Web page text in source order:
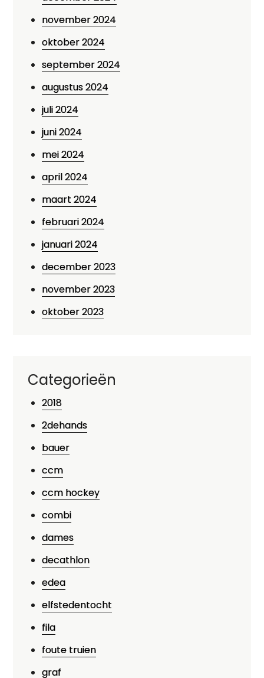
november 2024
oktober 2024
september 2024
augustus 2024
juli 2024
juni 2024
mei 2024
april 2024
maart 2024
februari 2024
januari 2024
december 2023
november 2023
oktober 2023
Categorieën
2018
2dehands
bauer
ccm
ccm hockey
combi
dames
decathlon
edea
elfstedentocht
fila
foute truien
graf